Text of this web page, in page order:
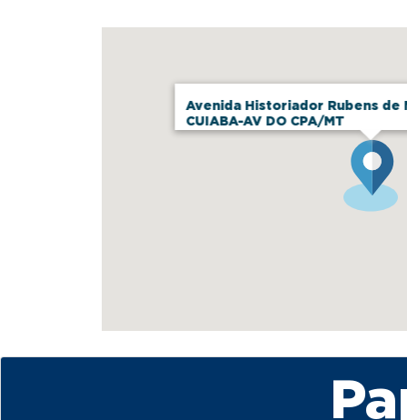
Avenida Historiador Rubens de
CUIABA-AV DO CPA/MT